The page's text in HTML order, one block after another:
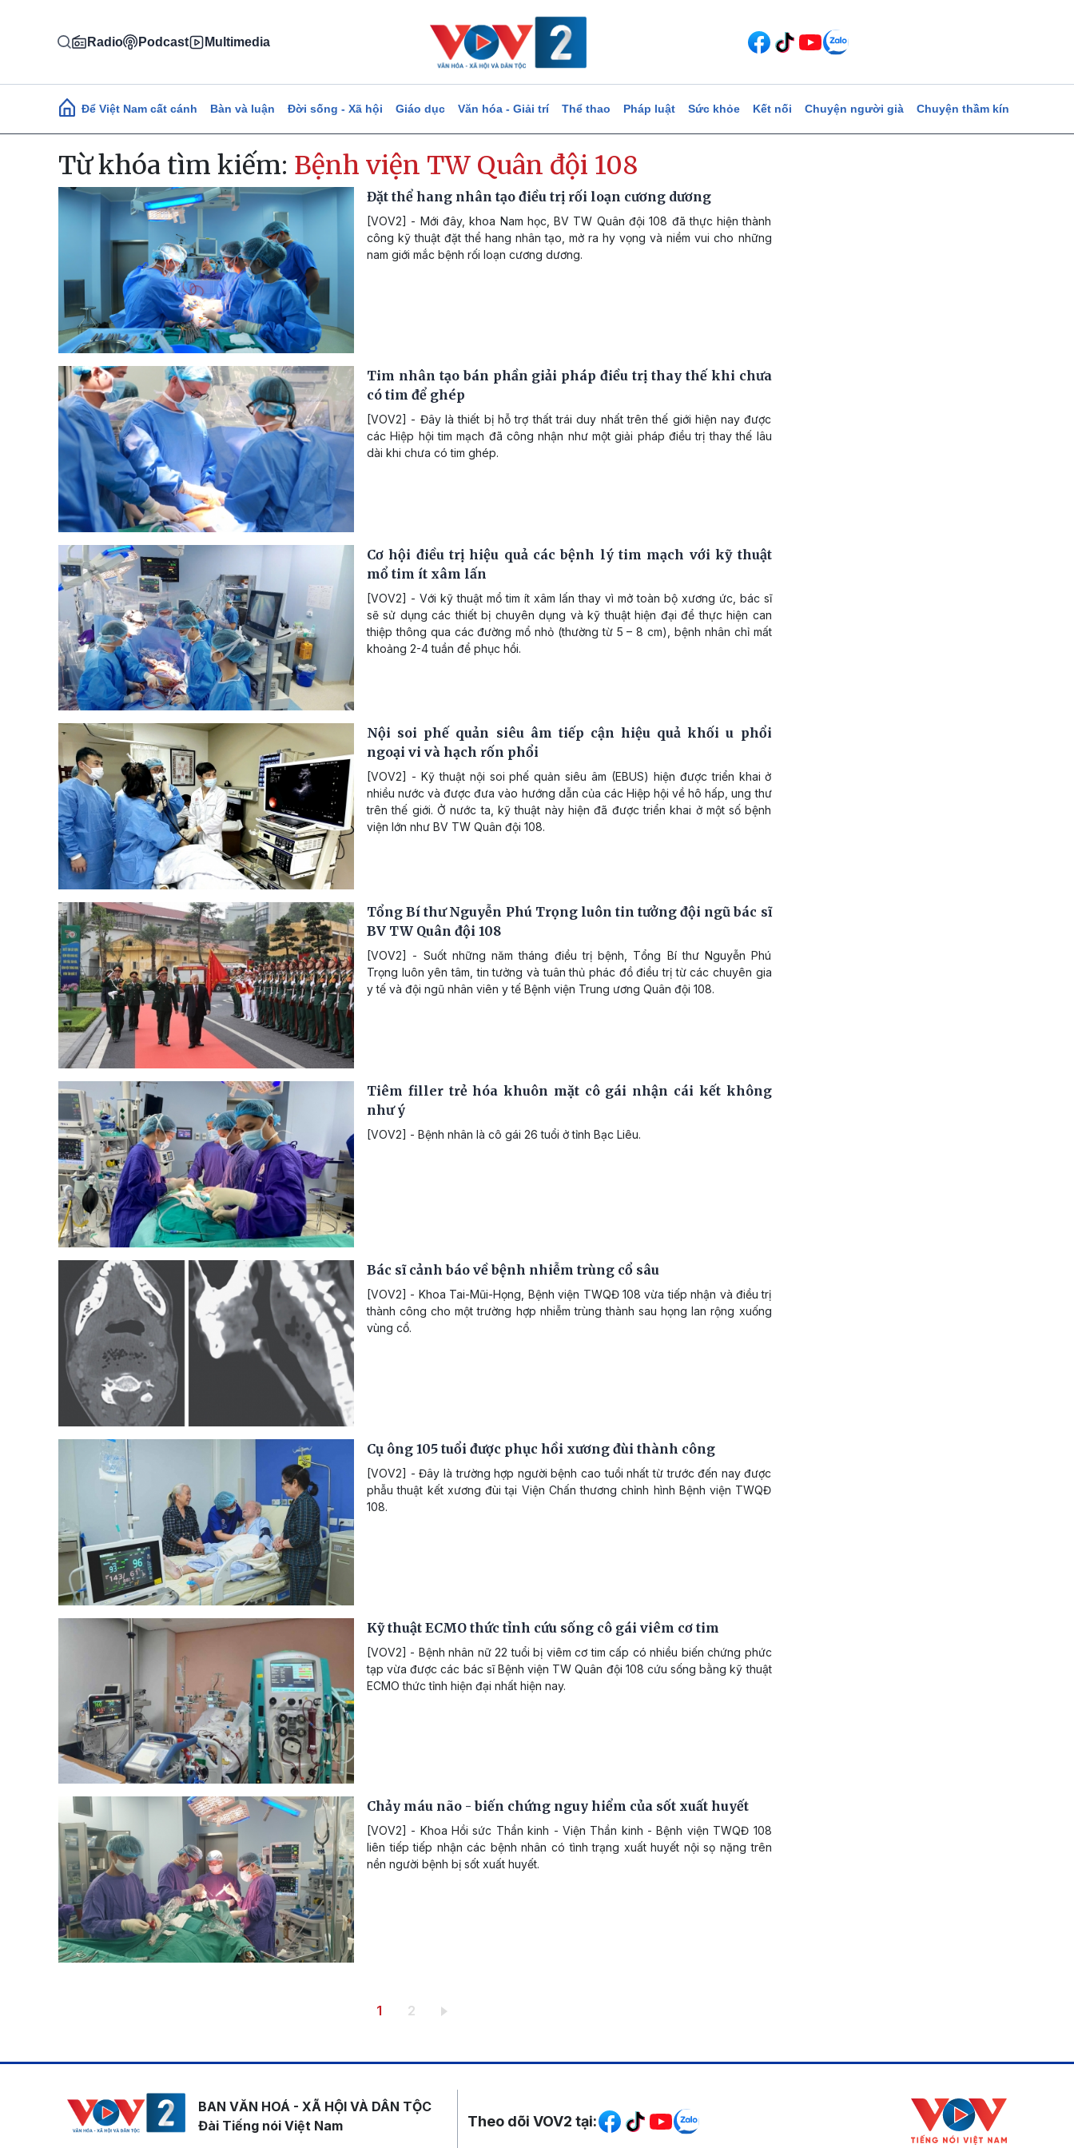
Radio Podcast Multimedia
Main navigation
Để Việt Nam cất cánh Bàn và luận Đời sống - Xã hội Giáo dục Văn hóa - Giải trí Thể thao Pháp luật Sức khỏe Kết nối Chuyện người già Chuyện thầm kín
Từ khóa tìm kiếm: Bệnh viện TW Quân đội 108
Đặt thể hang nhân tạo điều trị rối loạn cương dương
[VOV2] - Mới đây, khoa Nam học, BV TW Quân đội 108 đã thực hiện thành
công kỹ thuật đặt thể hang nhân tạo, mở ra hy vọng và niềm vui cho những
nam giới mắc bệnh rối loạn cương dương.
Tim nhân tạo bán phần giải pháp điều trị thay thế khi chưa
có tim để ghép
[VOV2] - Đây là thiết bị hỗ trợ thất trái duy nhất trên thế giới hiện nay được
các Hiệp hội tim mạch đã công nhận như một giải pháp điều trị thay thế lâu
dài khi chưa có tim ghép.
Cơ hội điều trị hiệu quả các bệnh lý tim mạch với kỹ thuật
mổ tim ít xâm lấn
[VOV2] - Với kỹ thuật mổ tim ít xâm lấn thay vì mở toàn bộ xương ức, bác sĩ
sẽ sử dụng các thiết bị chuyên dụng và kỹ thuật hiện đại để thực hiện can
thiệp thông qua các đường mổ nhỏ (thường từ 5 – 8 cm), bệnh nhân chỉ mất
khoảng 2-4 tuần để phục hồi.
Nội soi phế quản siêu âm tiếp cận hiệu quả khối u phổi
ngoại vi và hạch rốn phổi
[VOV2] - Kỹ thuật nội soi phế quản siêu âm (EBUS) hiện được triển khai ở
nhiều nước và được đưa vào hướng dẫn của các Hiệp hội về hô hấp, ung thư
trên thế giới. Ở nước ta, kỹ thuật này hiện đã được triển khai ở một số bệnh
viện lớn như BV TW Quân đội 108.
Tổng Bí thư Nguyễn Phú Trọng luôn tin tưởng đội ngũ bác sĩ
BV TW Quân đội 108
[VOV2] - Suốt những năm tháng điều trị bệnh, Tổng Bí thư Nguyễn Phú
Trọng luôn yên tâm, tin tưởng và tuân thủ phác đồ điều trị từ các chuyên gia
y tế và đội ngũ nhân viên y tế Bệnh viện Trung ương Quân đội 108.
Tiêm filler trẻ hóa khuôn mặt cô gái nhận cái kết không
như ý
[VOV2] - Bệnh nhân là cô gái 26 tuổi ở tỉnh Bạc Liêu.
Bác sĩ cảnh báo về bệnh nhiễm trùng cổ sâu
[VOV2] - Khoa Tai-Mũi-Họng, Bệnh viện TWQĐ 108 vừa tiếp nhận và điều trị
thành công cho một trường hợp nhiễm trùng thành sau họng lan rộng xuống
vùng cổ.
Cụ ông 105 tuổi được phục hồi xương đùi thành công
[VOV2] - Đây là trường hợp người bệnh cao tuổi nhất từ trước đến nay được
phẫu thuật kết xương đùi tại Viện Chấn thương chỉnh hình Bệnh viện TWQĐ
108.
Kỹ thuật ECMO thức tỉnh cứu sống cô gái viêm cơ tim
[VOV2] - Bệnh nhân nữ 22 tuổi bị viêm cơ tim cấp có nhiều biến chứng phức
tạp vừa được các bác sĩ Bệnh viện TW Quân đội 108 cứu sống bằng kỹ thuật
ECMO thức tỉnh hiện đại nhất hiện nay.
Chảy máu não - biến chứng nguy hiểm của sốt xuất huyết
[VOV2] - Khoa Hồi sức Thần kinh - Viện Thần kinh - Bệnh viện TWQĐ 108
liên tiếp tiếp nhận các bệnh nhân có tình trạng xuất huyết nội sọ nặng trên
nền người bệnh bị sốt xuất huyết.
Trang hiện thời
1 Trang
2
BAN VĂN HOÁ - XÃ HỘI VÀ DÂN TỘC
Đài Tiếng nói Việt Nam
Mạng xã hội
Theo dõi VOV2 tại: